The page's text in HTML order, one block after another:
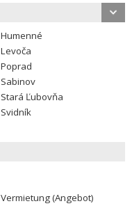
Humenné
Levoča
Poprad
Sabinov
Stará Ľubovňa
Svidník
Vermietung (Angebot)